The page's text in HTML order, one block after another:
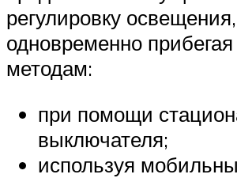
регулировку освещения,
одновременно
методам:
при помощи
выключателя;
используя